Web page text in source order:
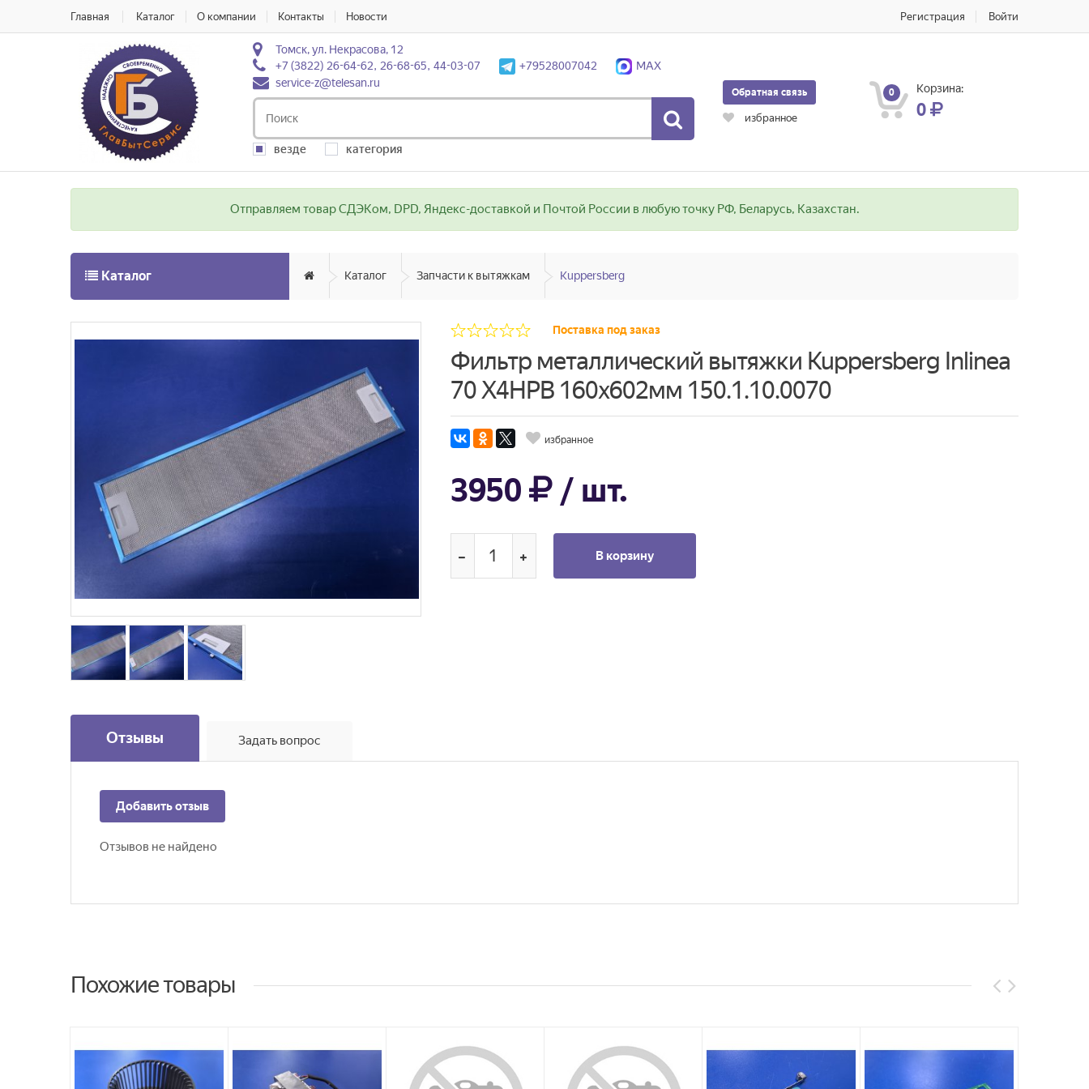
Главная Каталог О компании Контакты Новости Регистрация Войти
Томск, ул. Некрасова, 12
+7 (3822) 26-64-62, 26-68-65, 44-03-07
+79528007042
MAX
service-z@telesan.ru
везде категория
Обратная связь
избранное
0 Корзина:
0
Отправляем товар СДЭКом, DPD, Яндекс-доставкой и Почтой России в любую точку РФ, Беларусь, Казахстан.
Каталог Каталог Запчасти к вытяжкам Kuppersberg
Поставка под заказ
Фильтр металлический вытяжки Kuppersberg Inlinea
70 X4HPB 160х602мм 150.1.10.0070
избранное
3950 / шт.
В корзину
Отзывы Задать вопрос
Добавить отзыв
Отзывов не найдено
Похожие товары